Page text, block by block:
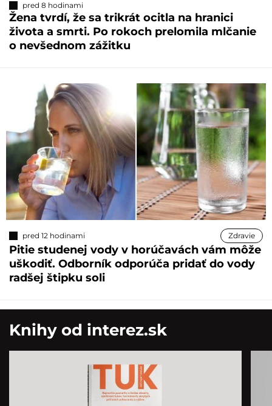
pred 8 hodinami
Žena tvrdí, že sa trikrát ocitla na hranici
života a smrti. Po rokoch prelomila mlčanie
o nevšednom zážitku
pred 12 hodinami Zdravie
Pitie studenej vody v horúčavách vám môže
uškodiť. Odborník odporúča pridať do vody
radšej štipku soli
Knihy od interez.sk